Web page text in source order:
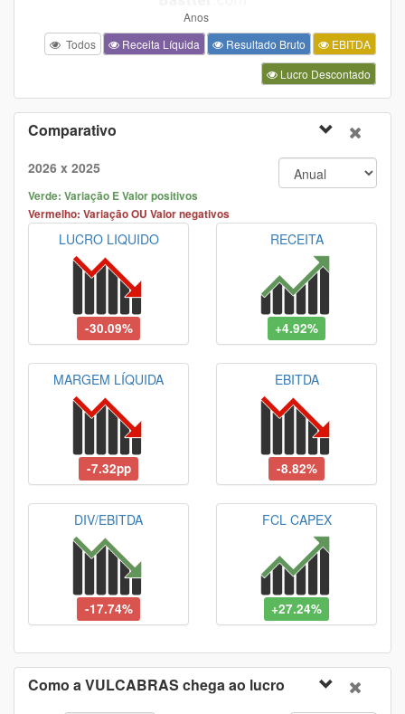
Todos Receita Líquida Resultado Bruto
EBITDA
Lucro Descontado
Comparativo
2026 x 2025
Verde: Variação E Valor positivos
Vermelho: Variação OU Valor negativos
LUCRO LIQUIDO
-30.09%
RECEITA
+4.92%
MARGEM LÍQUIDA
-7.32pp
EBITDA
-8.82%
DIV/EBITDA
-17.74%
FCL CAPEX
+27.24%
Como a VULCABRAS chega ao lucro